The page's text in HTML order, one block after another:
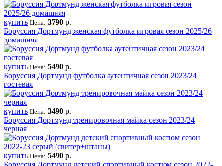
купить Цена: 3790 р.
Боруссия Дортмунд женская футболка игровая сезон 2025/26
домашняя
купить Цена: 5490 р.
Боруссия Дортмунд футболка аутентичная сезон 2023/24
гостевая
купить Цена: 3490 р.
Боруссия Дортмунд тренировочная майка сезон 2023/24
черная
купить Цена: 5490 р.
Боруссия Дортмунд детский спортивный костюм сезон 2022-